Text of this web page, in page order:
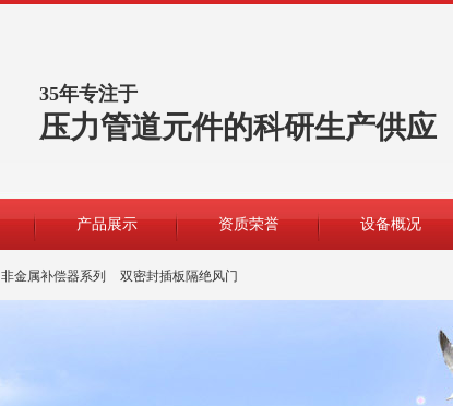
35年专注于
压力管道元件的科研生产供应
产品展示 资质荣誉 设备概况
非金属补偿器系列 双密封插板隔绝风门